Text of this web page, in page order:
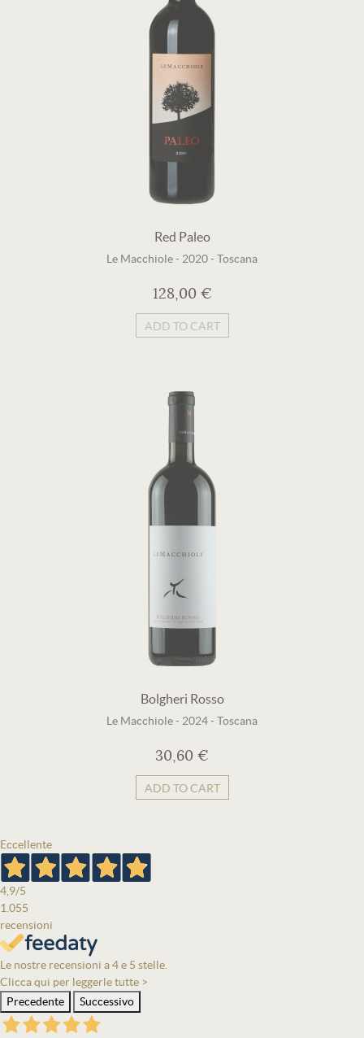
Red Paleo
Le Macchiole- 2020- Toscana
128,00 €
ADD TO CART
Bolgheri Rosso
Le Macchiole- 2024- Toscana
30,60 €
ADD TO CART
Eccellente
4,9/5
1.055
recensioni
Le nostre recensioni a 4 e 5 stelle.
Clicca qui per leggerle tutte >
Precedente
Successivo